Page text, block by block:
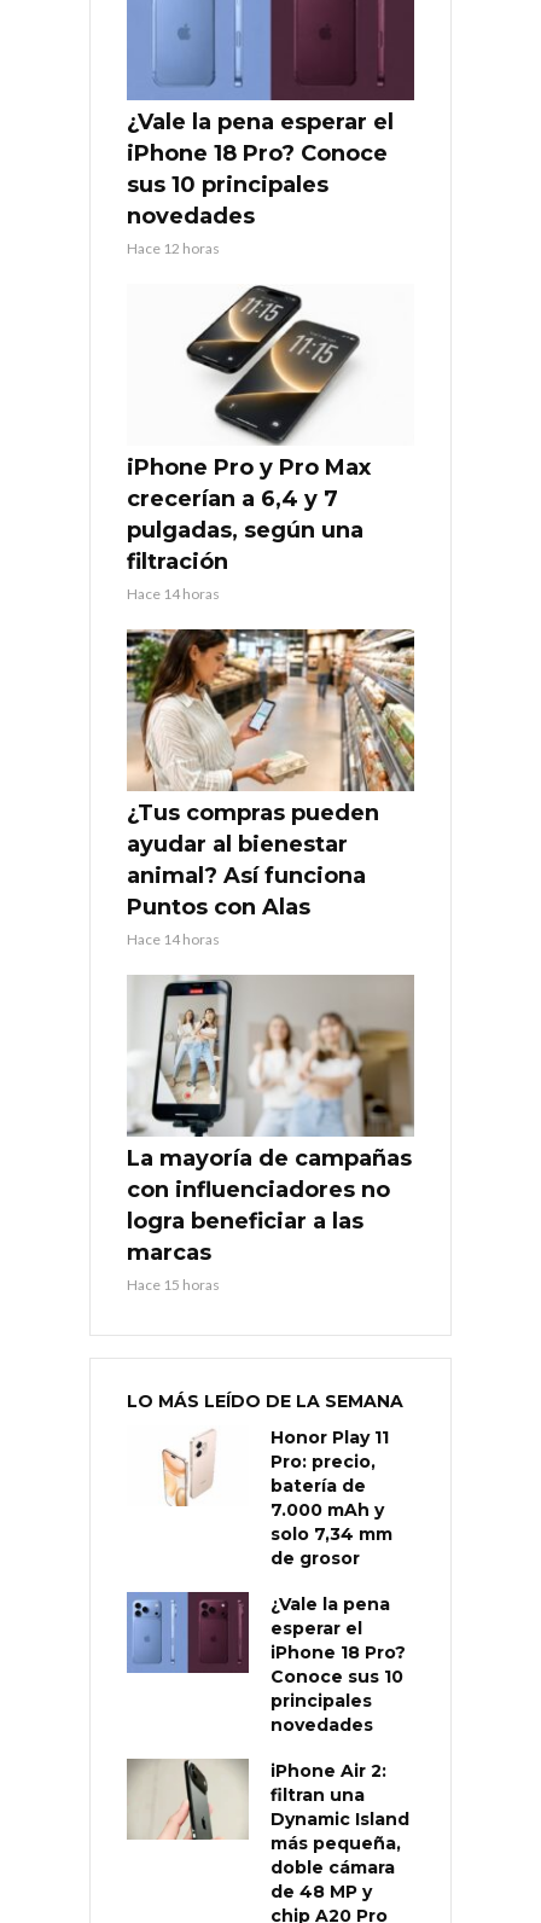
¿Vale la pena esperar el
iPhone 18 Pro? Conoce
sus 10 principales
novedades
Hace 12 horas
iPhone Pro y Pro Max
crecerían a 6,4 y 7
pulgadas, según una
filtración
Hace 14 horas
¿Tus compras pueden
ayudar al bienestar
animal? Así funciona
Puntos con Alas
Hace 14 horas
La mayoría de campañas
con influenciadores no
logra beneficiar a las
marcas
Hace 15 horas
LO MÁS LEÍDO DE LA SEMANA
Honor Play 11
Pro: precio,
batería de
7.000 mAh y
solo 7,34 mm
de grosor
¿Vale la pena
esperar el
iPhone 18 Pro?
Conoce sus 10
principales
novedades
iPhone Air 2:
filtran una
Dynamic Island
más pequeña,
doble cámara
de 48 MP y
chip A20 Pro